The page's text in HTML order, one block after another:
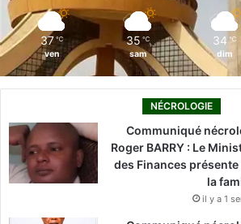
37 ℃
ven
35 ℃
sam
34 ℃
dim
NÉCROLOGIE
Communiqué
Roger BARRY : Le
des Finances
la
il y a 1